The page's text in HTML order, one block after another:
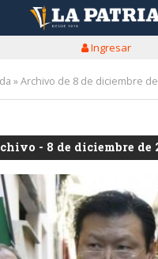
Ingresar
»Archivo de 8 de diciembre
- 8 de diciembre de